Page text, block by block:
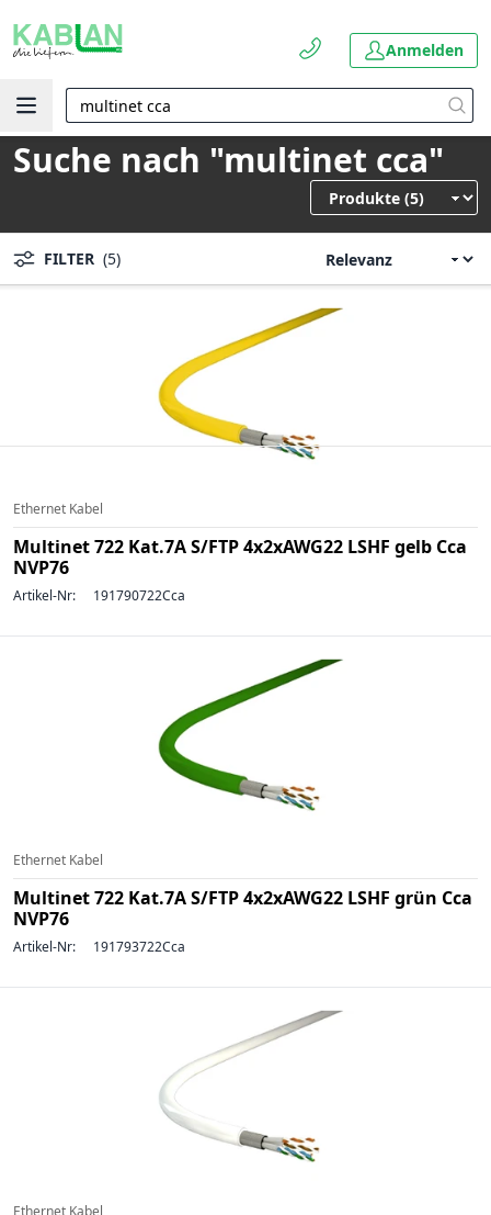
Anmelden
Suche nach "multinet cca"
FILTER (5)
Ethernet Kabel
Multinet 722 Kat.7A S/FTP 4x2xAWG22 LSHF gelb Cca
NVP76
Artikel-Nr: 191790722Cca
Ethernet Kabel
Multinet 722 Kat.7A S/FTP 4x2xAWG22 LSHF grün Cca
NVP76
Artikel-Nr: 191793722Cca
Ethernet Kabel